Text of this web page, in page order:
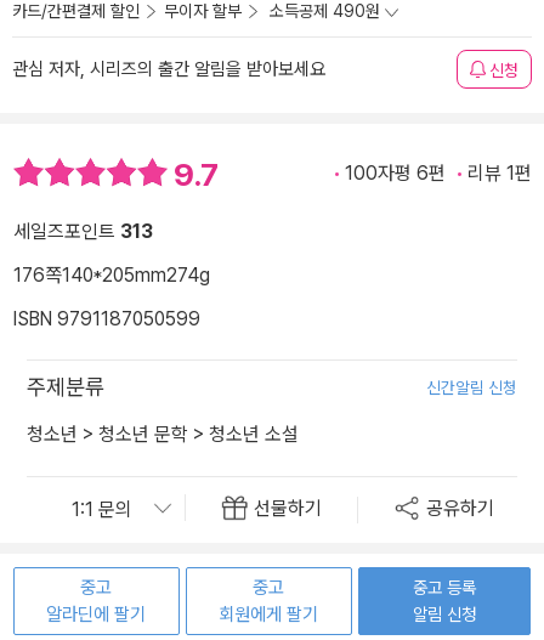
카드/간편결제 할인 무이자 할부 소득공제 490원
관심 저자, 시리즈의 출간 알림을 받아보세요 신청
9.7 100자평 6편 리뷰 1편
세일즈포인트 313
176쪽140*205mm274g
ISBN 9791187050599
주제분류 신간알림 신청
청소년 > 청소년 문학 > 청소년 소설
선물하기 공유하기
중고
알라딘에 팔기
중고
회원에게 팔기
중고 등록
알림 신청